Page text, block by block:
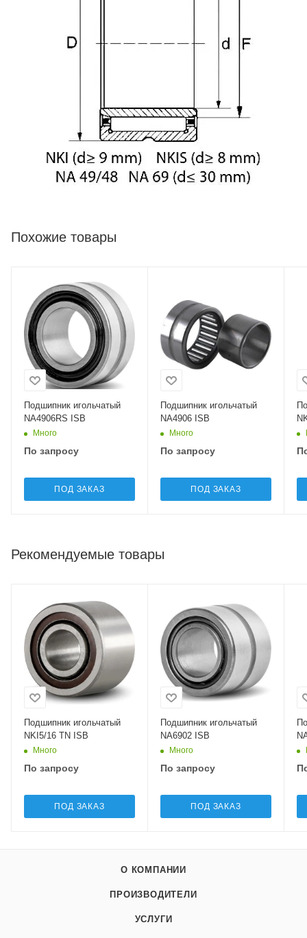
Похожие товары
Подшипник игольчатый
NA4906RS ISB
Много
По запросу
ПОД ЗАКАЗ
Подшипник игольчатый
NA4906 ISB
Много
По запросу
ПОД ЗАКАЗ
Рекомендуемые товары
Подшипник игольчатый
NKI5/16 TN ISB
Много
По запросу
ПОД ЗАКАЗ
Подшипник игольчатый
NA6902 ISB
Много
По запросу
ПОД ЗАКАЗ
О КОМПАНИИ
ПРОИЗВОДИТЕЛИ
УСЛУГИ